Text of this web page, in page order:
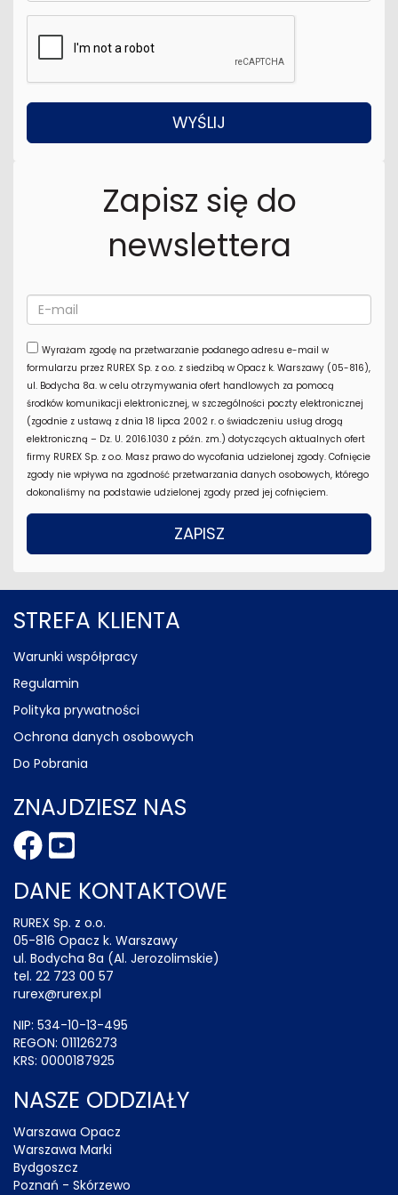
Zapisz się do
newslettera
Wyrażam zgodę na przetwarzanie podanego adresu e-mail w
formularzu przez RUREX Sp. z o.o. z siedzibą w Opacz k. Warszawy (05-816),
ul. Bodycha 8a. w celu otrzymywania ofert handlowych za pomocą
środków komunikacji elektronicznej, w szczególności poczty elektronicznej
(zgodnie z ustawą z dnia 18 lipca 2002 r. o świadczeniu usług drogą
elektroniczną – Dz. U. 2016.1030 z późn. zm.) dotyczących aktualnych ofert
firmy RUREX Sp. z o.o. Masz prawo do wycofania udzielonej zgody. Cofnięcie
zgody nie wpływa na zgodność przetwarzania danych osobowych, którego
dokonaliśmy na podstawie udzielonej zgody przed jej cofnięciem.
STREFA KLIENTA
Warunki współpracy
Regulamin
Polityka prywatności
Ochrona danych osobowych
Do Pobrania
ZNAJDZIESZ NAS
DANE KONTAKTOWE
RUREX Sp. z o.o.
05-816 Opacz k. Warszawy
ul. Bodycha 8a (Al. Jerozolimskie)
tel. 22 723 00 57
rurex@rurex.pl
NIP: 534-10-13-495
REGON: 011126273
KRS: 0000187925
NASZE ODDZIAŁY
Warszawa Opacz
Warszawa Marki
Bydgoszcz
Poznań - Skórzewo